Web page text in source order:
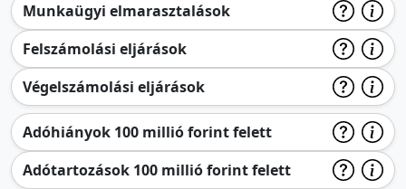
Munkaügyi elmarasztalások
Felszámolási eljárások
Végelszámolási eljárások
Adóhiányok 100 millió forint felett
Adótartozások 100 millió forint felett